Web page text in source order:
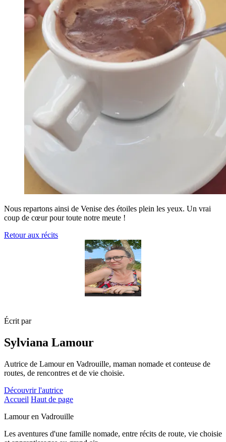
Nous repartons ainsi de Venise des étoiles plein les yeux. Un vrai
coup de cœur pour toute notre meute !
Retour aux récits
Écrit par
Sylviana Lamour
Autrice de Lamour en Vadrouille, maman nomade et conteuse de
routes, de rencontres et de vie choisie.
Découvrir l'autrice
Accueil Haut de page
Lamour en Vadrouille
Les aventures d'une famille nomade, entre récits de route, vie choisie